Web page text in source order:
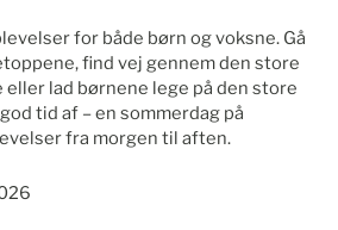
for både børn og voksne. Gå
find vej gennem den store
eller lad børnene lege på den store
tid af – en sommerdag på
fra morgen til aften.